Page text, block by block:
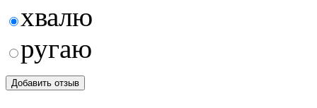
хвалю
ругаю